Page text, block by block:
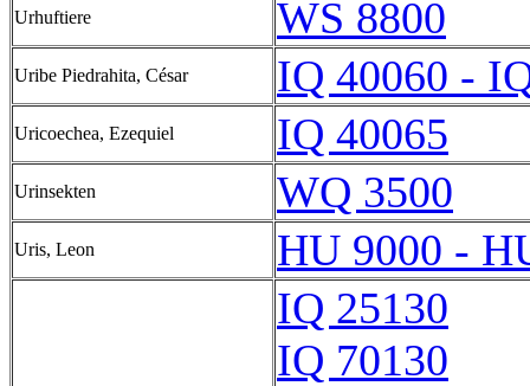
Urhuftiere WS 8800
Uribe Piedrahita, César IQ 40060 -
Uricoechea, Ezequiel IQ 40065
Urinsekten WQ 3500
Uris, Leon HU 9000 -
IQ 25130
IQ 70130